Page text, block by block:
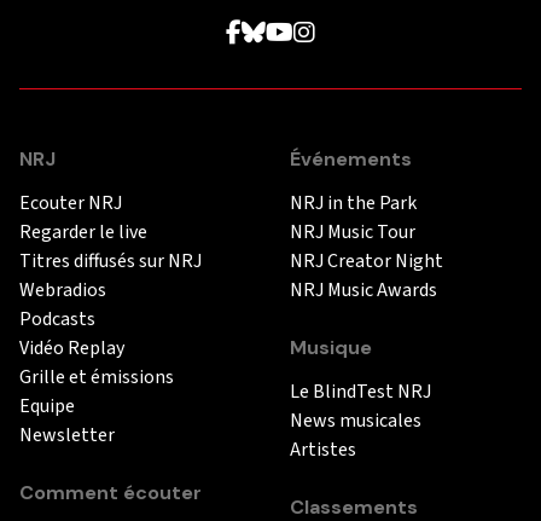
NRJ
Ecouter NRJ
Regarder le live
Titres diffusés sur NRJ
Webradios
Podcasts
Vidéo Replay
Grille et émissions
Equipe
Newsletter
Comment écouter
Événements
NRJ in the Park
NRJ Music Tour
NRJ Creator Night
NRJ Music Awards
Musique
Le BlindTest NRJ
News musicales
Artistes
Classements